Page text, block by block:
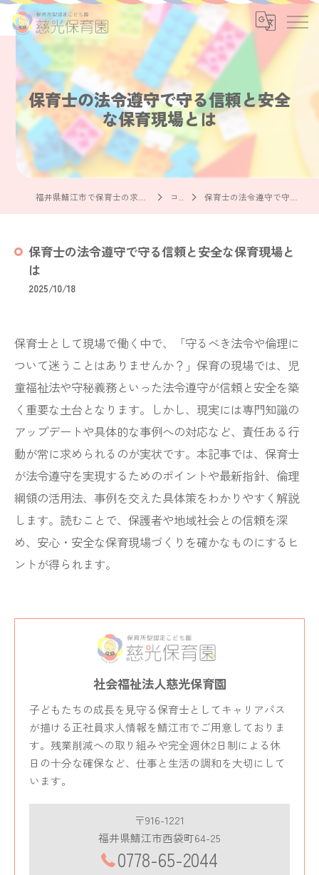
保育士の法令遵守で守る信頼と安全
な保育現場とは
コラム 保育士の法令遵守で守る信頼と安全な保育現場とは
保育士の法令遵守で守る信頼と安全な保育現場と
は
2025/10/18
保育士として現場で働く中で、「守るべき法令や倫理に
ついて迷うことはありませんか？」保育の現場では、児
童福祉法や守秘義務といった法令遵守が信頼と安全を築
く重要な土台となります。しかし、現実には専門知識の
アップデートや具体的な事例への対応など、責任ある行
動が常に求められるのが実状です。本記事では、保育士
が法令遵守を実現するためのポイントや最新指針、倫理
綱領の活用法、事例を交えた具体策をわかりやすく解説
します。読むことで、保護者や地域社会との信頼を深
め、安心・安全な保育現場づくりを確かなものにするヒ
ントが得られます。
社会福祉法人慈光保育園
子どもたちの成長を見守る保育士としてキャリアパス
が描ける正社員求人情報を鯖江市でご用意しておりま
す。残業削減への取り組みや完全週休2日制による休
日の十分な確保など、仕事と生活の調和を大切にして
います。
〒916-1221
福井県鯖江市西袋町64-25
0778-65-2044